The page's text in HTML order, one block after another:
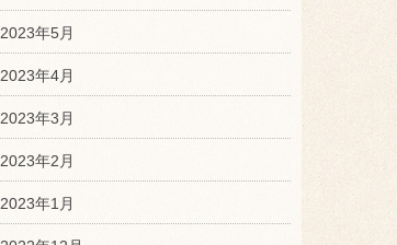
2023年5月
2023年4月
2023年3月
2023年2月
2023年1月